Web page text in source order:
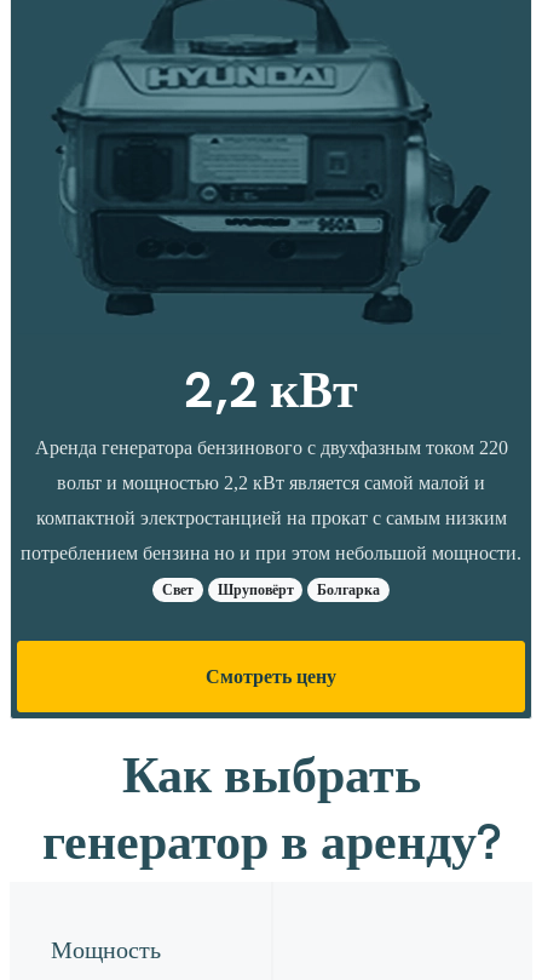
2,2 кВт
Аренда генератора бензинового с двухфазным током 220
вольт и мощностью 2,2 кВт является самой малой и
компактной электростанцией на прокат с самым низким
потреблением бензина но и при этом небольшой мощности.
Свет Шруповёрт Болгарка
Смотреть цену
Как выбрать
генератор в аренду?
Мощность